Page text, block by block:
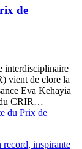
de
interdisciplinaire
vient de clore la
Eva Kehayia
du CRIR…
du Prix de